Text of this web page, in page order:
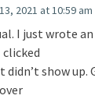
2021 at 10:59 am
I just wrote
show up.